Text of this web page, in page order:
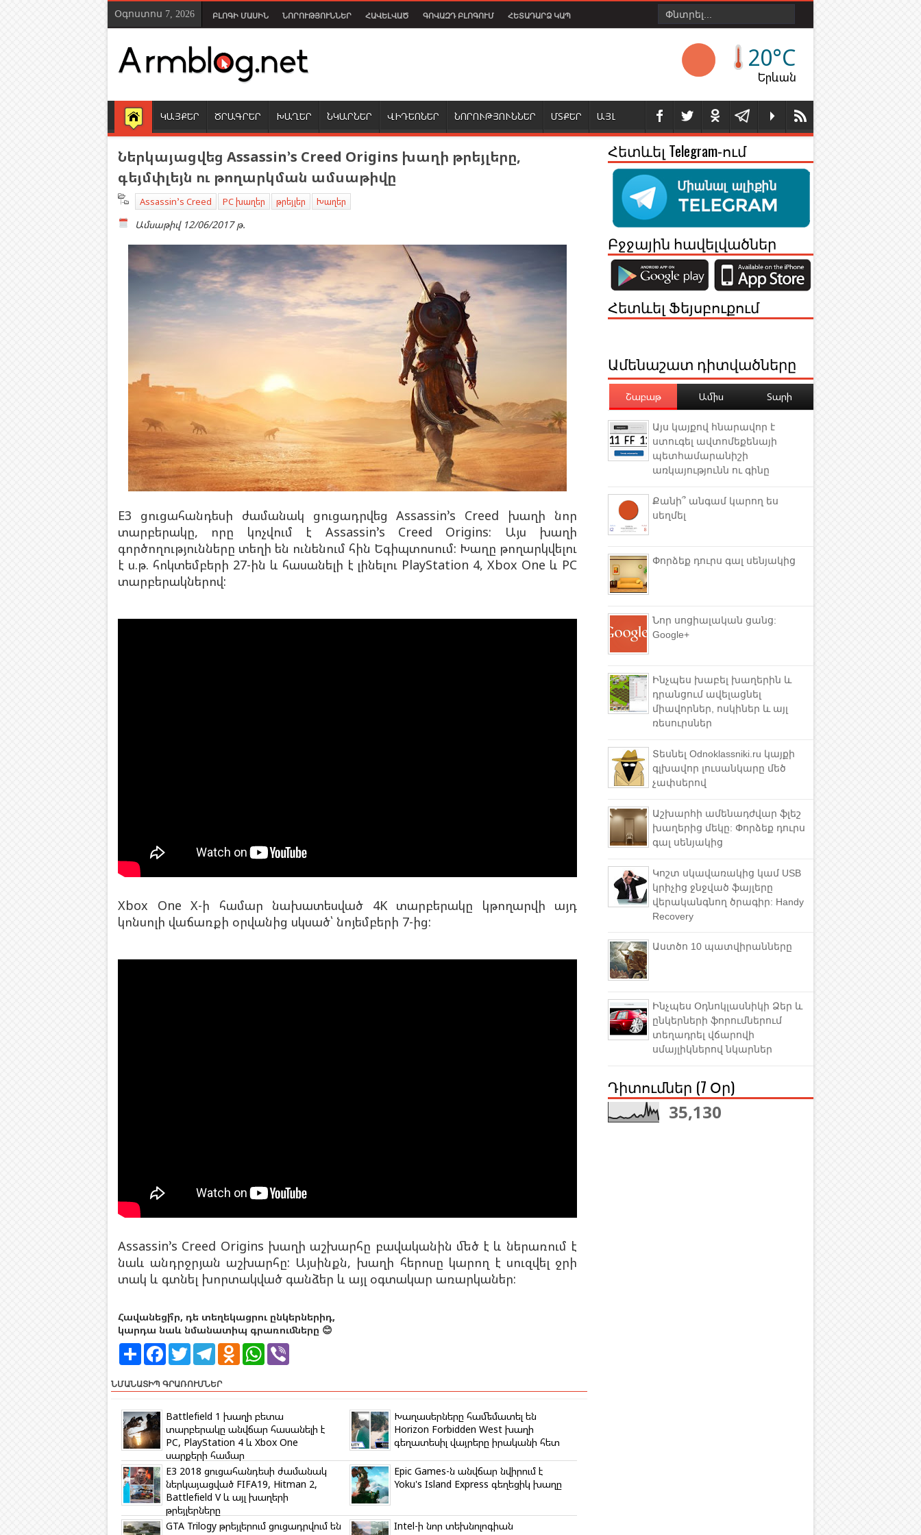
Օգոստոս 7, 2026 ԲԼՈԳԻ ՄԱՍԻՆ ՆՈՐՈՒԹՅՈՒՆՆԵՐ ՀԱՎԵԼՎԱԾ ԳՈՎԱԶԴ ԲԼՈԳՈՒՄ ՀԵՏԱԴԱՐՁ ԿԱՊ
20°C
Երևան
ԿԱՅՔԵՐ ԾՐԱԳՐԵՐ ԽԱՂԵՐ ՆԿԱՐՆԵՐ ՎԻԴԵՈՆԵՐ ՆՈՐՈՒԹՅՈՒՆՆԵՐ ՄՏՔԵՐ ԱՅԼ
Ներկայացվեց Assassin’s Creed Origins խաղի թրեյլերը,
գեյմփլեյն ու թողարկման ամսաթիվը
Assassin’s Creed PC խաղեր թրեյլեր Խաղեր
Ամսաթիվ 12/06/2017 թ.
E3 ցուցահանդեսի ժամանակ ցուցադրվեց Assassin’s Creed խաղի նոր
տարբերակը, որը կոչվում է Assassin’s Creed Origins: Այս խաղի
գործողությունները տեղի են ունենում հին Եգիպտոսում: Խաղը թողարկվելու
է ս.թ. հոկտեմբերի 27-ին և հասանելի է լինելու PlayStation 4, Xbox One և PC
տարբերակներով:
Xbox One X-ի համար նախատեսված 4K տարբերակը կթողարվի այդ
կոնսոլի վաճառքի օրվանից սկսած՝ նոյեմբերի 7-ից:
Assassin’s Creed Origins խաղի աշխարհը բավականին մեծ է և ներառում է
նաև անդրջրյան աշխարհը: Այսինքն, խաղի հերոսը կարող է սուզվել ջրի
տակ և գտնել խորտակված գանձեր և այլ օգտակար առարկաներ:
Հավանեցի՞ր, դե տեղեկացրու ընկերներիդ,
կարդա նաև նմանատիպ գրառումները 😊
S
r
e
F
e
b
o
T
w
t
t
r
T
e
g
a
m
O
k
a
s
n
i
k
i
W
s
p
r
ՆՄԱՆԱՏԻՊ ԳՐԱՌՈՒՄՆԵՐ
Battlefield 1 խաղի բետա
տարբերակը անվճար հասանելի է
PC, PlayStation 4 և Xbox One
սարքերի համար
Խաղասերները համեմատել են
Horizon Forbidden West խաղի
գեղատեսիլ վայրերը իրականի հետ
E3 2018 ցուցահանդեսի ժամանակ
ներկայացված FIFA19, Hitman 2,
Battlefield V և այլ խաղերի
թրեյլերները
Epic Games-ն անվճար նվիրում է
Yoku's Island Express գեղեցիկ խաղը
GTA Trilogy թրեյլերում ցուցադրվում են
Intel-ի նոր տեխնոլոգիան
Հետևել Telegram-ում
Բջջային հավելվածներ
Հետևել Ֆեյսբուքում
Ամենաշատ դիտվածները
Շաբաթ Ամիս Տարի
Այս կայքով հնարավոր է
ստուգել ավտոմեքենայի
պետհամարանիշի
առկայությունն ու գինը
Քանի՞ անգամ կարող ես
սեղմել
Փորձեք դուրս գալ սենյակից
Նոր սոցիալական ցանց:
Google+
Ինչպես խաբել խաղերին և
դրանցում ավելացնել
միավորներ, ոսկիներ և այլ
ռեսուրսներ
Տեսնել Odnoklassniki.ru կայքի
գլխավոր լուսանկարը մեծ
չափսերով
Աշխարհի ամենադժվար ֆլեշ
խաղերից մեկը: Փորձեք դուրս
գալ սենյակից
Կոշտ սկավառակից կամ USB
կրիչից ջնջված ֆայլերը
վերականգնող ծրագիր: Handy
Recovery
Աստծո 10 պատվիրանները
Ինչպես Օդնոկլասնիկի Ձեր և
ընկերների ֆորումներում
տեղադրել վճարովի
սմայլիկներով նկարներ
Դիտումներ (7 Օր)
35,130